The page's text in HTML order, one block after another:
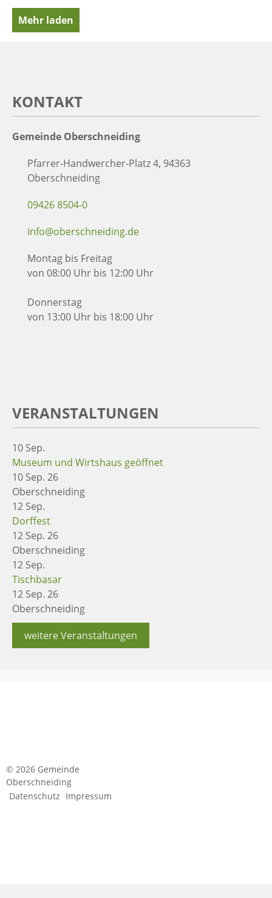
Mehr laden
KONTAKT
Gemeinde Oberschneiding
Pfarrer-Handwercher-Platz 4, 94363
Oberschneiding
09426 8504-0
info@oberschneiding.de
Montag bis Freitag
von 08:00 Uhr bis 12:00 Uhr
Donnerstag
von 13:00 Uhr bis 18:00 Uhr
VERANSTALTUNGEN
10 Sep.
Museum und Wirtshaus geöffnet
10 Sep. 26
Oberschneiding
12 Sep.
Dorffest
12 Sep. 26
Oberschneiding
12 Sep.
Tischbasar
12 Sep. 26
Oberschneiding
weitere Veranstaltungen
© 2026 Gemeinde
Oberschneiding
Datenschutz Impressum